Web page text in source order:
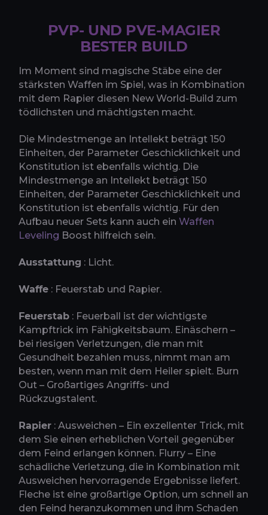
PVP- UND PVE-MAGIER
BESTER BUILD
Im Moment sind magische Stäbe eine der
stärksten Waffen im Spiel, was in Kombination
mit dem Rapier diesen New World-Build zum
tödlichsten und mächtigsten macht.
Die Mindestmenge an Intellekt beträgt 150
Einheiten, der Parameter Geschicklichkeit und
Konstitution ist ebenfalls wichtig. Die
Mindestmenge an Intellekt beträgt 150
Einheiten, der Parameter Geschicklichkeit und
Konstitution ist ebenfalls wichtig. Für den
Aufbau neuer Sets kann auch ein Waffen
Leveling Boost hilfreich sein.
Ausstattung : Licht.
Waffe : Feuerstab und Rapier.
Feuerstab : Feuerball ist der wichtigste
Kampftrick im Fähigkeitsbaum. Einäschern –
bei riesigen Verletzungen, die man mit
Gesundheit bezahlen muss, nimmt man am
besten, wenn man mit dem Heiler spielt. Burn
Out – Großartiges Angriffs- und
Rückzugstalent.
Rapier : Ausweichen – Ein exzellenter Trick, mit
dem Sie einen erheblichen Vorteil gegenüber
dem Feind erlangen können. Flurry – Eine
schädliche Verletzung, die in Kombination mit
Ausweichen hervorragende Ergebnisse liefert.
Fleche ist eine großartige Option, um schnell an
den Feind heranzukommen und ihm Schaden